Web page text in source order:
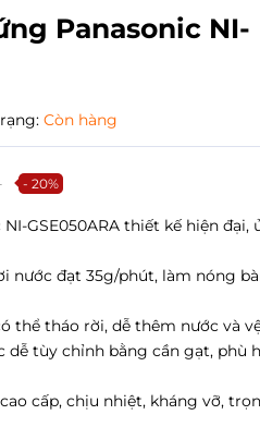
Panasonic NI-
Còn hàng
- 20%
GSE050ARA thiết kế hiện đại,
nước đạt 35g/phút, làm nóng
thể tháo rời, dễ thêm nước và
tùy chỉnh bằng cần gạt, phù
cấp, chịu nhiệt, kháng vỡ,